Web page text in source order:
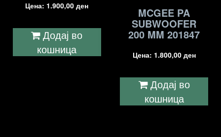
Цена: 1.900,00ден
Додај во
кошница
MCGEE PA
SUBWOOFER
200 MM 201847
Цена: 1.800,00 ден
Додај во
кошница